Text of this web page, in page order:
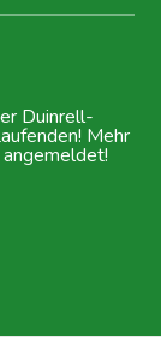
Duinrell-
Mehr